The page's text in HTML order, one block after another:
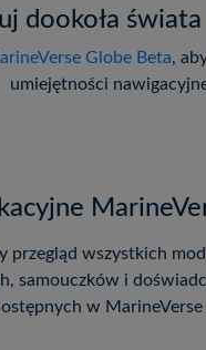
dookoła
Globe Beta,
umiejętności
przegląd wszystkich
samouczków i
w MarineVerse